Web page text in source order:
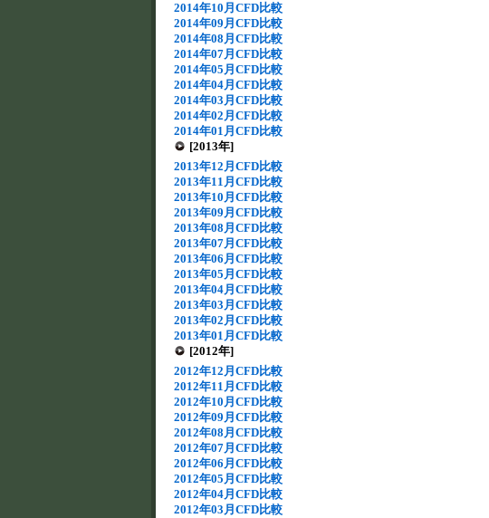
2014年10月CFD比較
2014年09月CFD比較
2014年08月CFD比較
2014年07月CFD比較
2014年05月CFD比較
2014年04月CFD比較
2014年03月CFD比較
2014年02月CFD比較
2014年01月CFD比較
[2013年]
2013年12月CFD比較
2013年11月CFD比較
2013年10月CFD比較
2013年09月CFD比較
2013年08月CFD比較
2013年07月CFD比較
2013年06月CFD比較
2013年05月CFD比較
2013年04月CFD比較
2013年03月CFD比較
2013年02月CFD比較
2013年01月CFD比較
[2012年]
2012年12月CFD比較
2012年11月CFD比較
2012年10月CFD比較
2012年09月CFD比較
2012年08月CFD比較
2012年07月CFD比較
2012年06月CFD比較
2012年05月CFD比較
2012年04月CFD比較
2012年03月CFD比較